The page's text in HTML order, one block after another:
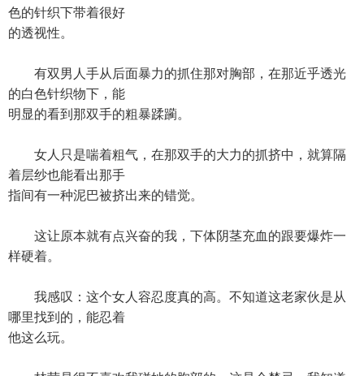
色的针织下带着很好
的透视性。
有双男人手从后面暴力的抓住那对胸部，在那近乎透光
的白色针织物下，能
明显的看到那双手的粗暴蹂躏。
女人只是喘着粗气，在那双手的大力的抓挤中，就算隔
着层纱也能看出那手
指间有一种泥巴被挤出来的错觉。
这让原本就有点兴奋的我，下体阴茎充血的跟要爆炸一
样硬着。
我感叹：这个女人容忍度真的高。不知道这老家伙是从
哪里找到的，能忍着
他这么玩。